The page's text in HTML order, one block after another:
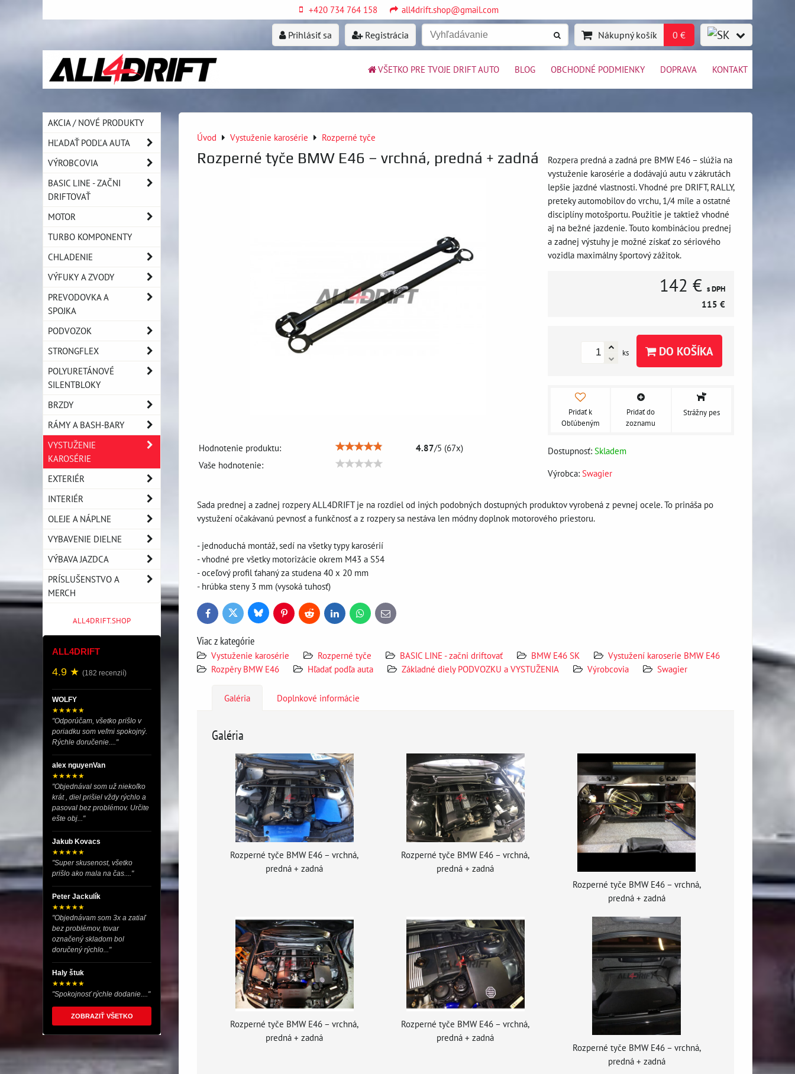
+420 734 764 158 all4drift.shop@gmail.com
Prihlásiť sa Registrácia Nákupný košík 0 €
VŠETKO PRE TVOJE DRIFT AUTO BLOG OBCHODNÉ PODMIENKY DOPRAVA KONTAKT
Úvod Vystuženie karosérie Rozperné tyče
Rozperné tyče BMW E46 – vrchná, predná + zadná
Hodnotenie produktu: 4.87/5 (67x)
Vaše hodnotenie:
Rozpera predná a zadná pre BMW E46 – slúžia na
vystuženie karosérie a dodávajú autu v zákrutách
lepšie jazdné vlastnosti. Vhodné pre DRIFT, RALLY,
preteky automobilov do vrchu, 1/4 míle a ostatné
disciplíny motošportu. Použitie je taktiež vhodné
aj na bežné jazdenie. Touto kombináciou prednej
a zadnej výstuhy je možné získať zo sériového
vozidla maximálny športový zážitok.
142 € s DPH
115 €
ks DO KOŠÍKA
Pridať k
Obľúbeným
Pridať do
zoznamu
Strážny pes
Dostupnosť: Skladem
Výrobca: Swagier
Sada prednej a zadnej rozpery ALL4DRIFT je na rozdiel od iných podobných dostupných produktov vyrobená z pevnej ocele. To prináša po
vystužení očakávanú pevnosť a funkčnosť a z rozpery sa nestáva len módny doplnok motorového priestoru.
- jednoduchá montáž, sedí na všetky typy karosérií
- vhodné pre všetky motorizácie okrem M43 a S54
- oceľový profil ťahaný za studena 40 x 20 mm
- hrúbka steny 3 mm (vysoká tuhosť)
FacebookTwitter BlueskyPinterestReddit LinkedInWhatsApp
E-
mail
Viac z kategórie
Vystuženie karosérie Rozperné tyče BASIC LINE - začni driftovať BMW E46 SK
Vystužení karoserie BMW E46
Rozpěry BMW E46
Hľadať podľa auta Základné diely PODVOZKU a VYSTUŽENIA Výrobcovia Swagier
Galéria Doplnkové informácie
Galéria
Rozperné tyče BMW E46 – vrchná,
predná + zadná
Rozperné tyče BMW E46 – vrchná,
predná + zadná
Rozperné tyče BMW E46 – vrchná,
predná + zadná
Rozperné tyče BMW E46 – vrchná,
predná + zadná
Rozperné tyče BMW E46 – vrchná,
predná + zadná
Rozperné tyče BMW E46 – vrchná,
predná + zadná
AKCIA / NOVÉ PRODUKTY
HĽADAŤ PODĽA AUTA
VÝROBCOVIA
BASIC LINE - ZAČNI
DRIFTOVAŤ
MOTOR
TURBO KOMPONENTY
CHLADENIE
VÝFUKY A ZVODY
PREVODOVKA A
SPOJKA
PODVOZOK
STRONGFLEX
POLYURETÁNOVÉ
SILENTBLOKY
BRZDY
RÁMY A BASH-BARY
VYSTUŽENIE
KAROSÉRIE
EXTERIÉR
INTERIÉR
OLEJE A NÁPLNE
VYBAVENIE DIELNE
VÝBAVA JAZDCA
PRÍSLUŠENSTVO A
MERCH
ALL4DRIFT.SHOP
ALL4DRIFT
4.9 ★ (182 recenzií)
WOLFY
★★★★★
"Odporúčam, všetko prišlo v
poriadku som veľmi spokojný.
Rýchle doručenie...."
alex nguyenVan
★★★★★
"Objednával som už niekoľko
krát , diel prišiel vždy rýchlo a
pasoval bez problémov. Určite
ešte obj..."
Jakub Kovacs
★★★★★
"Super skusenost, všetko
prišlo ako mala na čas...."
Peter Jackulík
★★★★★
"Objednávam som 3x a zatiaľ
bez problémov, tovar
označený skladom bol
doručený rýchlo..."
Haly štuk
★★★★★
"Spokojnosť rýchle dodanie...."
ZOBRAZIŤ VŠETKO